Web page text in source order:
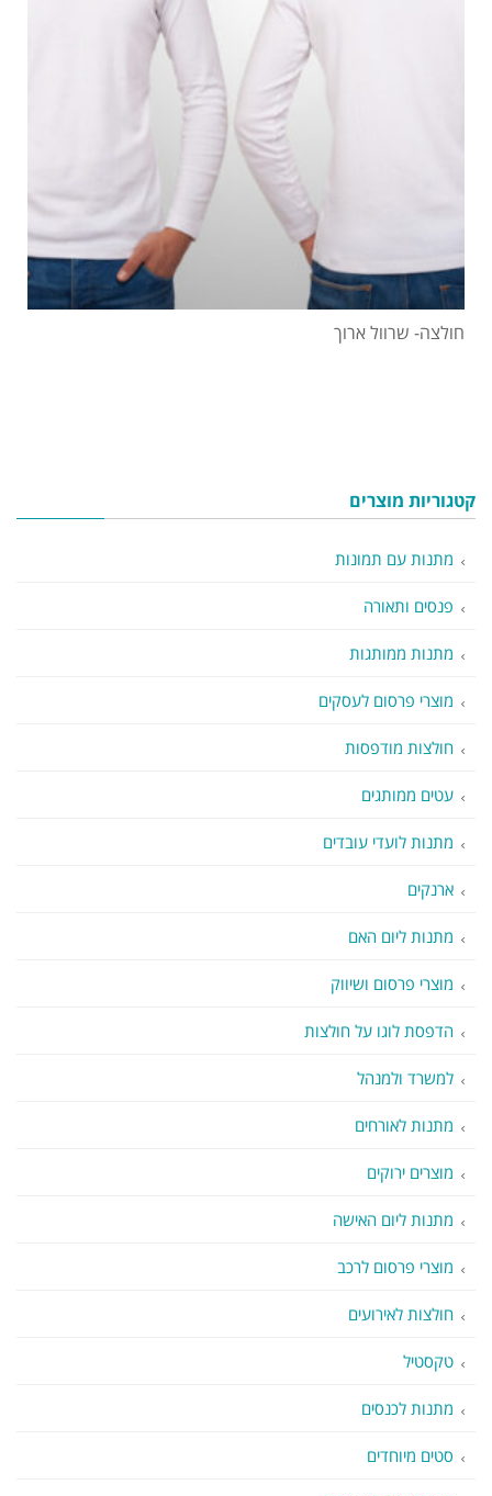
חולצה- שרוול ארוך
קטגוריות מוצרים
מתנות עם תמונות
פנסים ותאורה
מתנות ממותגות
מוצרי פרסום לעסקים
חולצות מודפסות
עטים ממותגים
מתנות לועדי עובדים
ארנקים
מתנות ליום האם
מוצרי פרסום ושיווק
הדפסת לוגו על חולצות
למשרד ולמנהל
מתנות לאורחים
מוצרים ירוקים
מתנות ליום האישה
מוצרי פרסום לרכב
חולצות לאירועים
טקסטיל
מתנות לכנסים
סטים מיוחדים